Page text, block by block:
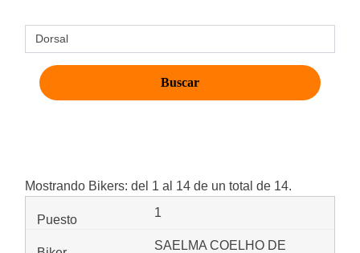
Mostrando Bikers: del 1 al 14 de un total de 14.
1
SAELMA COELHO DE